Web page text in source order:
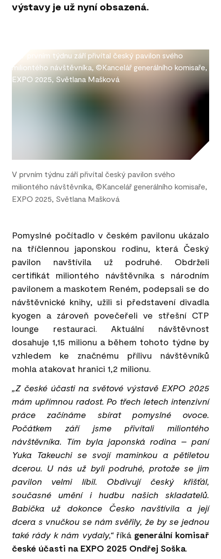
výstavy je už nyní obsazená.
V prvním týdnu září přivítal český pavilon svého
miliontého návštěvníka, ©Kancelář generálního komisaře,
EXPO 2025, Světlana Mašková
Pomyslné počítadlo v českém pavilonu ukázalo
na tříčlennou japonskou rodinu, která Český
pavilon navštívila už podruhé. Obdrželi
certifikát miliontého návštěvníka s národním
pavilonem a maskotem Reném, podepsali se do
návštěvnické knihy, užili si představení divadla
kyogen a zároveň povečeřeli ve střešní CTP
lounge restauraci. Aktuální návštěvnost
dosahuje 1,15 milionu a během tohoto týdne by
vzhledem ke značnému přílivu návštěvníků
mohla atakovat hranici 1,2 milionu.
„Z české účasti na světové výstavě EXPO 2025
mám upřímnou radost. Po třech letech intenzivní
práce začínáme sbírat pomyslné ovoce.
Počátkem září jsme přivítali miliontého
návštěvníka. Tím byla japonská rodina – paní
Yuka Takeuchi se svojí maminkou a pětiletou
dcerou. U nás už byli podruhé, protože se jim
pavilon velmi líbil. Obdivují český křišťál,
současné umění i hudbu našich skladatelů.
Babička už dokonce Česko navštívila a její
dcera s vnučkou se nám svěřily, že by se jednou
také rády k nám vydaly,“říká generální komisař
české účasti na EXPO 2025 Ondřej Soška.